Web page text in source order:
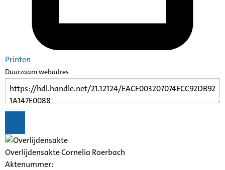
Printen
Duurzaam webadres
Overlijdensakte Cornelia Roerbach
Aktenummer: